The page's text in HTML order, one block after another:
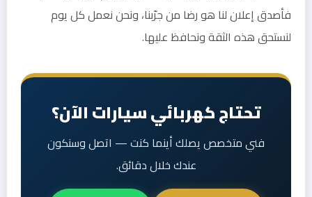
فأصدق إعلان لنا هو رضا من جرّبنا، ونحن نعمل كل يوم
لنستحق هذه الثقة ونحافظ عليها.
تحتاج كهربائي سيارات الآن؟
فني متخصص يصلك أينما كنت — اتصل وسنكون
عندك خلال دقائق.